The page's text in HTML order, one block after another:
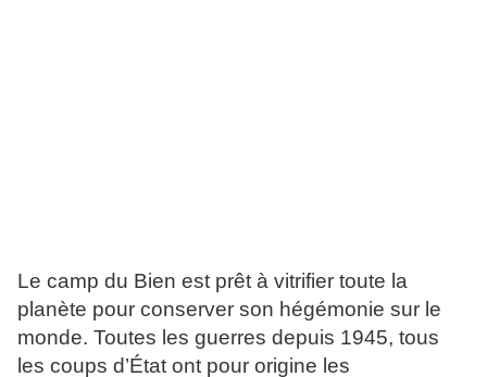
Le camp du Bien est prêt à vitrifier toute la
planète pour conserver son hégémonie sur le
monde. Toutes les guerres depuis 1945, tous
les coups d’État ont pour origine les